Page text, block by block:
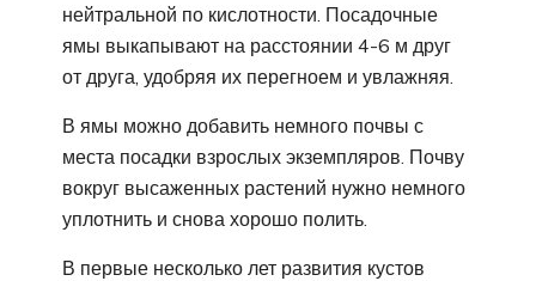
нейтральной по кислотности. Посадочные
ямы выкапывают на расстоянии 4-6 м друг
от друга, удобряя их перегноем и увлажняя.
В ямы можно добавить немного почвы с
места посадки взрослых экземпляров. Почву
вокруг высаженных растений нужно немного
уплотнить и снова хорошо полить.
В первые несколько лет развития кустов